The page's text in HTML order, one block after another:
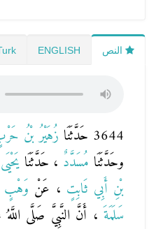
النص ENGLISH
3644 حَدَّثَنَا زُهَيْرُ بْنُ
وحَدَّثَنَا مُسَدَّدٌ ، حَدَّثَنَايَحْيَى
بْنِ أَبِي ثَابِتٍ ، عَنْ وَهْبٍ
سَلَمَةَ ، أَنَّ النَّبِيَّ صَلَّى